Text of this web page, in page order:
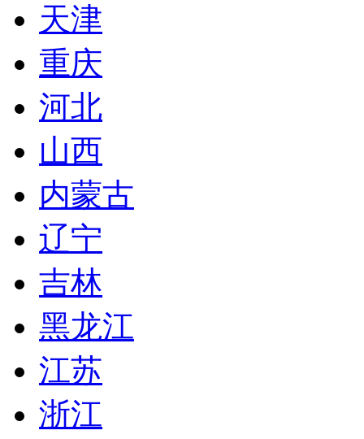
天津
重庆
河北
山西
内蒙古
辽宁
吉林
黑龙江
江苏
浙江